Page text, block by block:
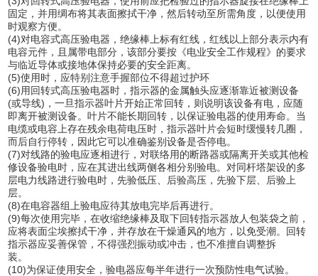
固定，并用绸布将其表面擦拭干净，然后转动至所需角度，以便使用
时观察方便。
(4)对电容式高压验电器，绝缘棒上标有红线，红线以上部分表示内有
电容元件，且属带电部分，该部分要按《电业安全工作规程》的要求
与临近导体或接地体保持必要的安全距离。
(5)使用时，应特别注意手握部位不得超过护环
(6)用回转式高压验电器时，指示器的金属触头应逐渐靠近被测设备
(或导线)，一旦指示器叶片开始正常回转，则说明该设备有电，应随
即离开被测设备。叶片不能长期回转，以保证验电器的使用寿命。当
电缆或电容上存在残余电荷电压时，指示器叶片会短时缓慢转几圈，
而后自行停转，因此它可以准确鉴别设备是否停电。
(7)对线路的验电应逐相进行，对联络用的断路器或隔离开关或其他检
修设备验电时，应在其进出线两侧各相分别验电。对同杆塔架设的多
层电力线路进行验电时，先验低压、后验高压，先验下层、后验上
层。
(8)在电容器组上验电应待其放电完毕后再进行。
(9)每次使用完毕，在收缩绝缘棒及取下回转指示器放人包装袋之前，
应将表面尘埃擦拭干净，并存放在干燥通风的地方，以免受潮。回转
指示器应妥善保管，不得强烈振动或冲击，也不准擅自调整拆
装。
(10)为保证使用安全，验电器应每半年进行一次预防性电气试验。